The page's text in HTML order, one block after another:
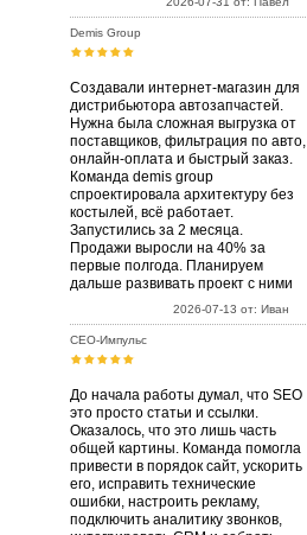
Demis Group
Создавали интернет-магазин для
дистрибьютора автозапчастей.
Нужна была сложная выгрузка от
поставщиков, фильтрация по авто,
онлайн-оплата и быстрый заказ.
Команда demis group
спроектировала архитектуру без
костылей, всё работает.
Запустились за 2 месяца.
Продажи выросли на 40% за
первые полгода. Планируем
дальше развивать проект с ними
2026-07-13 от: Иван
СЕО-Импульс
До начала работы думал, что SEO
это просто статьи и ссылки.
Оказалось, что это лишь часть
общей картины. Команда помогла
привести в порядок сайт, ускорить
его, исправить технические
ошибки, настроить рекламу,
подключить аналитику звонков,